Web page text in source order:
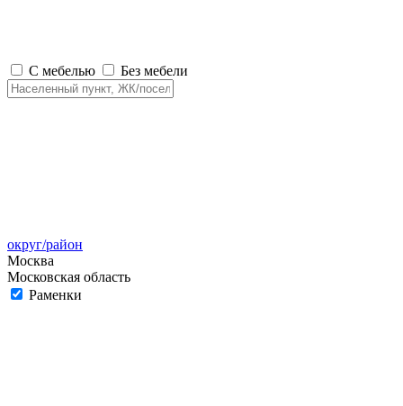
С мебелью Без мебели
округ/район
Москва
Московская область
Раменки